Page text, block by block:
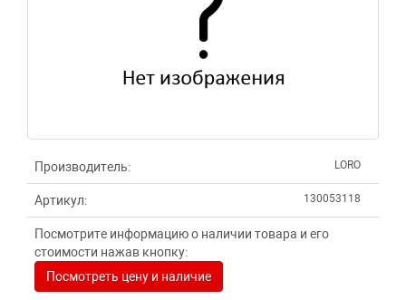
Производитель: LORO
Артикул: 130053118
Посмотрите информацию о наличии товара и его
стоимости нажав кнопку:
Посмотреть цену и наличие